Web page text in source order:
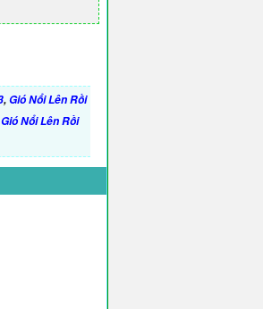
,Gió Nổi Lên Rồi
Nổi Lên Rồi